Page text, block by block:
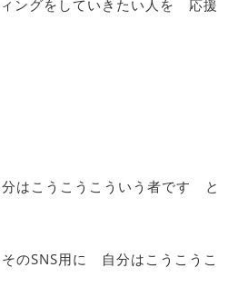
ングをしていきたい人を 応援
はこうこうこういう者です と
SNS用に 自分はこうこうこ